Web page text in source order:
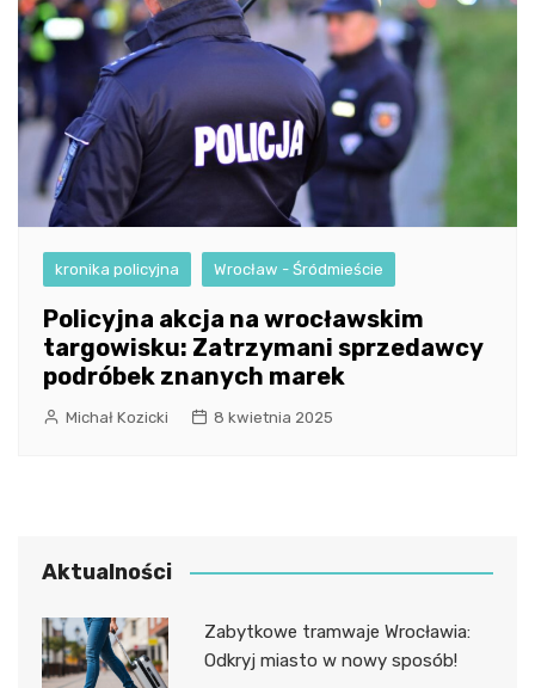
kronika policyjna Wrocław - Śródmieście
Policyjna akcja na wrocławskim
targowisku: Zatrzymani sprzedawcy
podróbek znanych marek
Michał Kozicki 8 kwietnia 2025
Aktualności
Zabytkowe tramwaje Wrocławia:
Odkryj miasto w nowy sposób!